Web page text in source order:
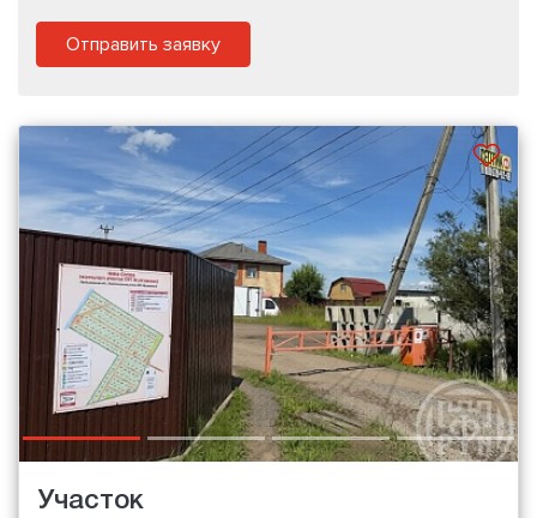
Отправить заявку
Участок